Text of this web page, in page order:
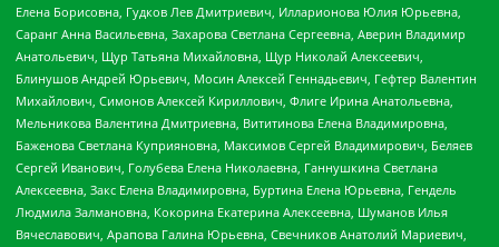
Елена Борисовна, Гудков Лев Дмитриевич, Илларионова Юлия Юрьевна,
Саранг Анна Васильевна, Захарова Светлана Сергеевна, Аверин Владимир
Анатольевич, Щур Татьяна Михайловна, Щур Николай Алексеевич,
Блинушов Андрей Юрьевич, Мосин Алексей Геннадьевич, Гефтер Валентин
Михайлович, Симонов Алексей Кириллович, Флиге Ирина Анатольевна,
Мельникова Валентина Дмитриевна, Вититинова Елена Владимировна,
Баженова Светлана Куприяновна, Максимов Сергей Владимирович, Беляев
Сергей Иванович, Голубева Елена Николаевна, Ганнушкина Светлана
Алексеевна, Закс Елена Владимировна, Буртина Елена Юрьевна, Гендель
Людмила Залмановна, Кокорина Екатерина Алексеевна, Шуманов Илья
Вячеславович, Арапова Галина Юрьевна, Свечников Анатолий Мариевич,